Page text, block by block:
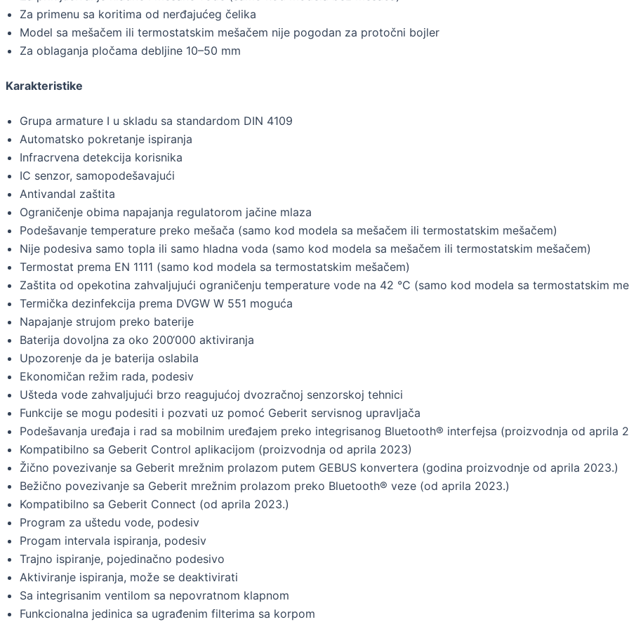
Za primenu sa koritima od nerđajućeg čelika
Model sa mešačem ili termostatskim mešačem nije pogodan za protočni bojler
Za oblaganja pločama debljine 10–50 mm
Karakteristike
Grupa armature I u skladu sa standardom DIN 4109
Automatsko pokretanje ispiranja
Infracrvena detekcija korisnika
IC senzor, samopodešavajući
Antivandal zaštita
Ograničenje obima napajanja regulatorom jačine mlaza
Podešavanje temperature preko mešača (samo kod modela sa mešačem ili termostatskim mešačem)
Nije podesiva samo topla ili samo hladna voda (samo kod modela sa mešačem ili termostatskim mešačem)
Termostat prema EN 1111 (samo kod modela sa termostatskim mešačem)
Zaštita od opekotina zahvaljujući ograničenju temperature vode na 42 °C (samo kod modela sa termostatskim
Termička dezinfekcija prema DVGW W 551 moguća
Napajanje strujom preko baterije
Baterija dovoljna za oko 200‘000 aktiviranja
Upozorenje da je baterija oslabila
Ekonomičan režim rada, podesiv
Ušteda vode zahvaljujući brzo reagujućoj dvozračnoj senzorskoj tehnici
Funkcije se mogu podesiti i pozvati uz pomoć Geberit servisnog upravljača
Podešavanja uređaja i rad sa mobilnim uređajem preko integrisanog Bluetooth® interfejsa (proizvodnja od aprila
Kompatibilno sa Geberit Control aplikacijom (proizvodnja od aprila 2023)
Žično povezivanje sa Geberit mrežnim prolazom putem GEBUS konvertera (godina proizvodnje od aprila 2023.)
Bežično povezivanje sa Geberit mrežnim prolazom preko Bluetooth® veze (od aprila 2023.)
Kompatibilno sa Geberit Connect (od aprila 2023.)
Program za uštedu vode, podesiv
Progam intervala ispiranja, podesiv
Trajno ispiranje, pojedinačno podesivo
Aktiviranje ispiranja, može se deaktivirati
Sa integrisanim ventilom sa nepovratnom klapnom
Funkcionalna jedinica sa ugrađenim filterima sa korpom